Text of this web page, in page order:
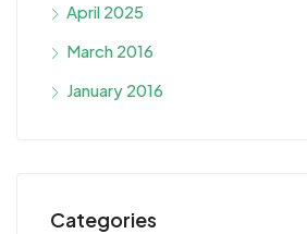
April 2025
March 2016
January 2016
Categories